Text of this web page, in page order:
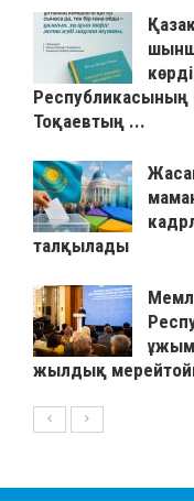
Тоқаевтың ...
талқылады
жылдық